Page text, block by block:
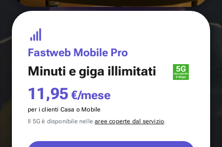
Fastweb Mobile Pro
Minuti e giga illimitati
11,95 €/mese
per i clienti Casa o Mobile
Il 5G è disponibile nellearee coperte dal servizio.